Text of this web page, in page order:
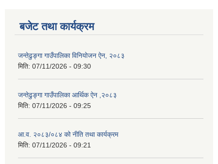
बजेट तथा कार्यक्रम
जन्तेढुङ्गा गाउँपालिका विनियोजन ऐन, २०८३
मिति: 07/11/2026 - 09:30
जन्तेढुङ्गा गाउँपालिका आर्थिक ऐन ,२०८३
मिति: 07/11/2026 - 09:25
आ.व. २०८३/०८४ को नीति तथा कार्यक्रम
मिति: 07/11/2026 - 09:21